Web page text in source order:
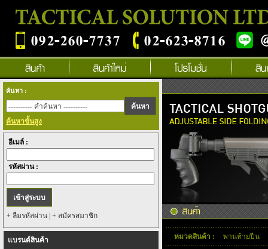
ค้นหา :
ค้นหาขั้นสูง
อีเมล์ :
รหัสผ่าน :
+ ลืมรหัสผ่าน + สมัครสมาชิก
แบรนด์สินค้า หมวดสินค้า : พานท้ายปืน